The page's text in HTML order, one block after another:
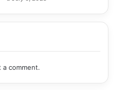
a comment.